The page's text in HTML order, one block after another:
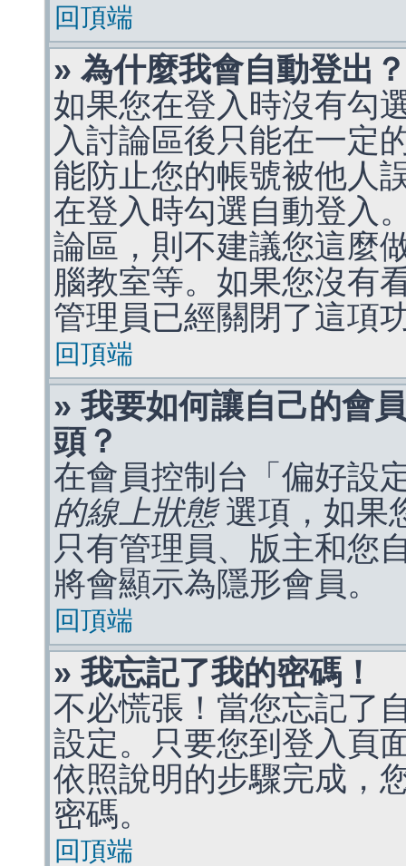
回頂端
» 為什麼我會自動登出？
如果您在登入時沒有勾
入討論區後只能在一定
能防止您的帳號被他人
在登入時勾選自動登入
論區，則不建議您這麼
腦教室等。如果您沒有
管理員已經關閉了這項
回頂端
» 我要如何讓自己的會
頭？
在會員控制台「偏好設
的線上狀態選項，如果
只有管理員、版主和您
將會顯示為隱形會員。
回頂端
» 我忘記了我的密碼！
不必慌張！當您忘記了
設定。只要您到登入頁
依照說明的步驟完成，
密碼。
回頂端